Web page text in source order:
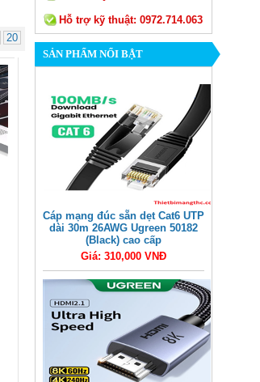
20
Hỗ trợ kỹ thuật: 0972.714.063
SẢN PHẨM NỔI BẬT
Cáp mạng đúc sẵn dẹt Cat6 UTP
dài 30m 26AWG Ugreen 50182
(Black) cao cấp
Giá: 310,000 VNĐ